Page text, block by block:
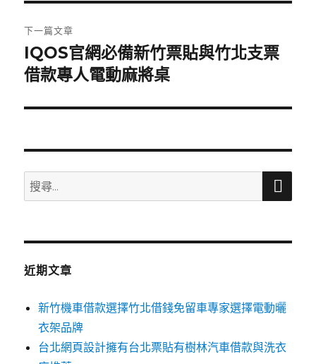
文
章:
下一篇文章
下
一
文
IQOS官網必備新竹票貼與竹北支票
借款專人電動麻將桌
搜
尋
鍵
搜
近期文章
新竹機車借款選擇竹北借錢免留車專家選擇電動曬
衣架品牌
台北網頁設計擁有台北票貼有樹林汽車借款與洗衣